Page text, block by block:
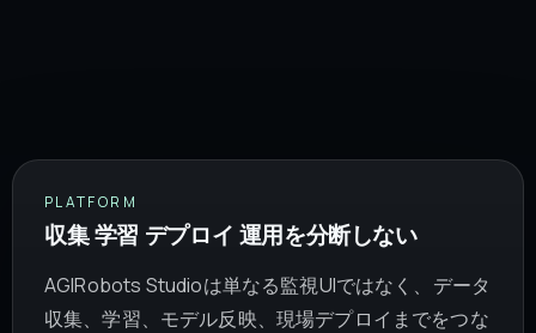
PLATFORM
収集 学習 デプロイ 運用を分断しない
AGIRobots Studioは単なる監視UIではなく、データ
収集、学習、モデル反映、現場デプロイまでをつな